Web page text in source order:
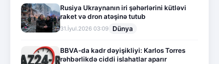
Rusiya Ukraynanın iri şəhərlərini kütləvi
raket və dron atəşinə tutub
31.İyul.2026 03:09 Dünya
BBVA-da kadr dəyişikliyi: Karlos Torres
rəhbərlikdə ciddi islahatlar aparır